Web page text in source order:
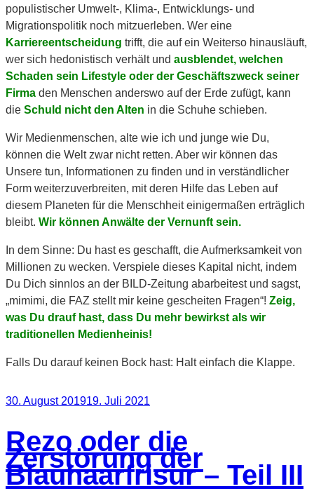
populistischer Umwelt-, Klima-, Entwicklungs- und
Migrationspolitik noch mitzuerleben. Wer eine
Karriereentscheidung trifft, die auf ein Weiterso hinausläuft,
wer sich hedonistisch verhält und ausblendet, welchen
Schaden sein Lifestyle oder der Geschäftszweck seiner
Firma den Menschen anderswo auf der Erde zufügt, kann
die Schuld nicht den Alten in die Schuhe schieben.
Wir Medienmenschen, alte wie ich und junge wie Du,
können die Welt zwar nicht retten. Aber wir können das
Unsere tun, Informationen zu finden und in verständlicher
Form weiterzuverbreiten, mit deren Hilfe das Leben auf
diesem Planeten für die Menschheit einigermaßen erträglich
bleibt. Wir können Anwälte der Vernunft sein.
In dem Sinne: Du hast es geschafft, die Aufmerksamkeit von
Millionen zu wecken. Verspiele dieses Kapital nicht, indem
Du Dich sinnlos an der BILD-Zeitung abarbeitest und sagst,
„mimimi, die FAZ stellt mir keine gescheiten Fragen“! Zeig,
was Du drauf hast, dass Du mehr bewirkst als wir
traditionellen Medienheinis!
Falls Du darauf keinen Bock hast: Halt einfach die Klappe.
Veröffentlicht
30. August 201919. Juli 2021
Rezo oder die
Zerstörung der
Blauhaarfrisur – Teil III